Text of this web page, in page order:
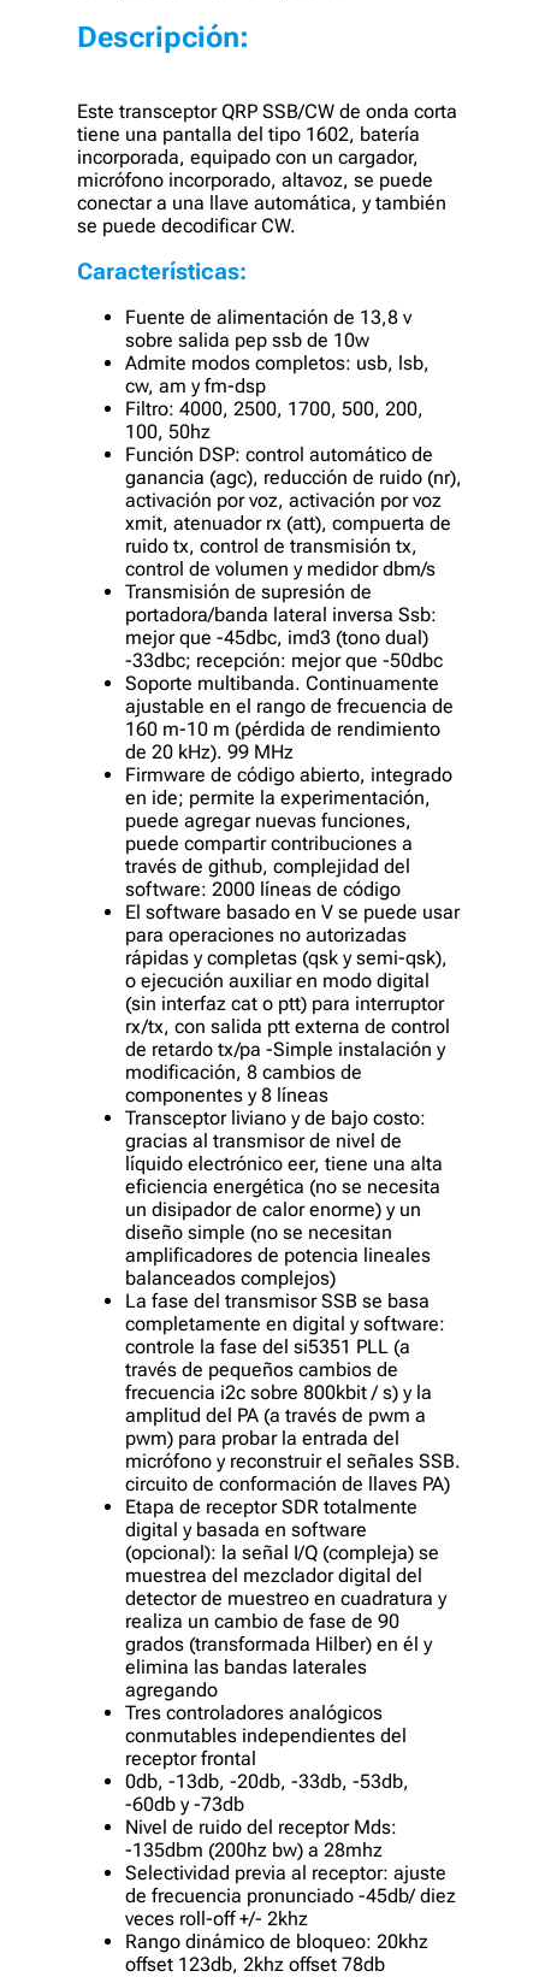
Descripción:
Este transceptor QRP SSB/CW de onda corta
tiene una pantalla del tipo 1602, batería
incorporada, equipado con un cargador,
micrófono incorporado, altavoz, se puede
conectar a una llave automática, y también
se puede decodificar CW.
Características:
Fuente de alimentación de 13,8 v
sobre salida pep ssb de 10w
Admite modos completos: usb, lsb,
cw, am y fm-dsp
Filtro: 4000, 2500, 1700, 500, 200,
100, 50hz
Función DSP: control automático de
ganancia (agc), reducción de ruido (nr),
activación por voz, activación por voz
xmit, atenuador rx (att), compuerta de
ruido tx, control de transmisión tx,
control de volumen y medidor dbm/s
Transmisión de supresión de
portadora/banda lateral inversa Ssb:
mejor que -45dbc, imd3 (tono dual)
-33dbc; recepción: mejor que -50dbc
Soporte multibanda. Continuamente
ajustable en el rango de frecuencia de
160 m-10 m (pérdida de rendimiento
de 20 kHz). 99 MHz
Firmware de código abierto, integrado
en ide; permite la experimentación,
puede agregar nuevas funciones,
puede compartir contribuciones a
través de github, complejidad del
software: 2000 líneas de código
El software basado en V se puede usar
para operaciones no autorizadas
rápidas y completas (qsk y semi-qsk),
o ejecución auxiliar en modo digital
(sin interfaz cat o ptt) para interruptor
rx/tx, con salida ptt externa de control
de retardo tx/pa -Simple instalación y
modificación, 8 cambios de
componentes y 8 líneas
Transceptor liviano y de bajo costo:
gracias al transmisor de nivel de
líquido electrónico eer, tiene una alta
eficiencia energética (no se necesita
un disipador de calor enorme) y un
diseño simple (no se necesitan
amplificadores de potencia lineales
balanceados complejos)
La fase del transmisor SSB se basa
completamente en digital y software:
controle la fase del si5351 PLL (a
través de pequeños cambios de
frecuencia i2c sobre 800kbit / s) y la
amplitud del PA (a través de pwm a
pwm) para probar la entrada del
micrófono y reconstruir el señales SSB.
circuito de conformación de llaves PA)
Etapa de receptor SDR totalmente
digital y basada en software
(opcional): la señal I/Q (compleja) se
muestrea del mezclador digital del
detector de muestreo en cuadratura y
realiza un cambio de fase de 90
grados (transformada Hilber) en él y
elimina las bandas laterales
agregando
Tres controladores analógicos
conmutables independientes del
receptor frontal
0db, -13db, -20db, -33db, -53db,
-60db y -73db
Nivel de ruido del receptor Mds:
-135dbm (200hz bw) a 28mhz
Selectividad previa al receptor: ajuste
de frecuencia pronunciado -45db/ diez
veces roll-off +/- 2khz
Rango dinámico de bloqueo: 20khz
offset 123db, 2khz offset 78db